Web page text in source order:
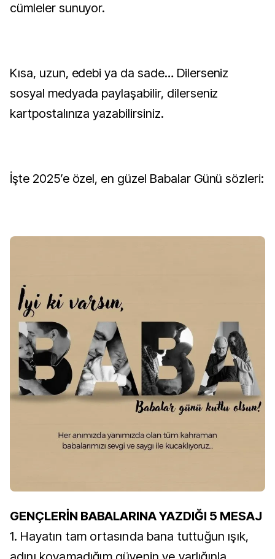
cümleler sunuyor.
Kısa, uzun, edebi ya da sade… Dilerseniz
sosyal medyada paylaşabilir, dilerseniz
kartpostalınıza yazabilirsiniz.
İşte 2025’e özel, en güzel Babalar Günü sözleri:
GENÇLERİN BABALARINA YAZDIĞI 5 MESAJ
1. Hayatın tam ortasında bana tuttuğun ışık,